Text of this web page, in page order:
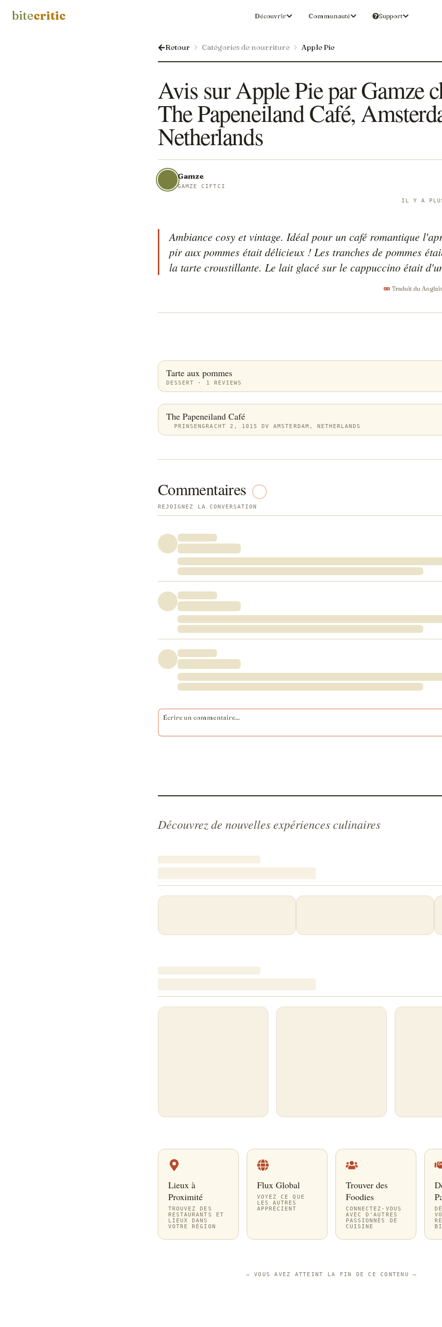
bitecritic Découvrir Communauté Support
Retour Catégories de nourriture Apple Pie
Avis sur Apple Pie par Gamze
The Papeneiland Café,
Netherlands
Gamze
GAMZE CIFTCI
IL Y A
Ambiance cosy et vintage. Idéal pour un café romantique
pir aux pommes était délicieux ! Les tranches de pommes
la tarte croustillante. Le lait glacé sur le cappuccino était
Traduit du Anglais
Tarte aux pommes
DESSERT · 1 REVIEWS
The Papeneiland Café
PRINSENGRACHT 2, 1015 DV AMSTERDAM, NETHERLANDS
Commentaires
REJOIGNEZ LA CONVERSATION
Découvrez de nouvelles expériences culinaires
Lieux à
Proximité
TROUVEZ DES
RESTAURANTS ET
LIEUX DANS
VOTRE RÉGION
Flux Global
VOYEZ CE QUE
LES AUTRES
APPRÉCIENT
Trouver des
Foodies
CONNECTEZ-VOUS
AVEC D'AUTRES
PASSIONNÉS DE
CUISINE
—VOUS AVEZ ATTEINT LA FIN DE CE CONTENU —